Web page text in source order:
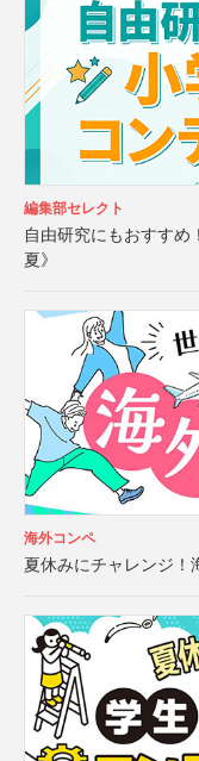
編集部セレクト
自由研究にもおすすめ
夏》
海外コンペ
夏休みにチャレンジ！